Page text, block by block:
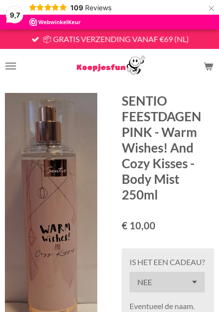
9,7
109 Reviews ×
📦 GRATIS VERZENDING VANAF €69 (NL)
SENTIO
FEESTDAGEN
PINK - Warm
Wishes! And
Cozy Kisses -
Body Mist
250ml
€ 10,00
IS HET EEN CADEAU?
Eventueel de naam.